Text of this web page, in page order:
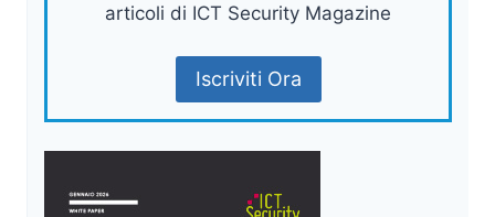
articoli di ICT Security Magazine
Iscriviti Ora